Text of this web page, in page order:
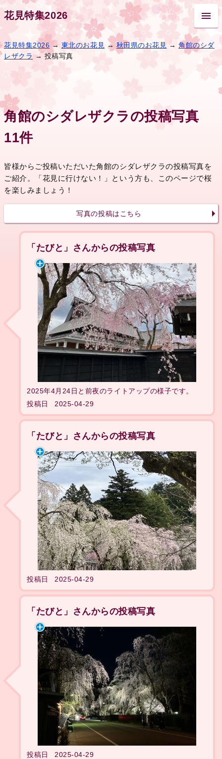
花見特集2026
花見特集2026 → 東北のお花見 →秋田県のお花見 →角館のシダ
レザクラ → 投稿写真
角館のシダレザクラの投稿写真
11件
皆様からご投稿いただいた角館のシダレザクラの投稿写真を
ご紹介。「花見に行けない！」という方も、このページで桜
を楽しみましょう！
写真の投稿はこちら
「たびと」さんからの投稿写真
2025年4月24日と前夜のライトアップの様子です。
投稿日
2025-04-29
「たびと」さんからの投稿写真
投稿日 2025-04-29
「たびと」さんからの投稿写真
投稿日 2025-04-29